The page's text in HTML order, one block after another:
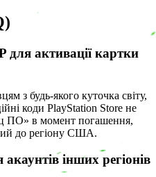
для активації картки
з будь-якого куточка світу,
коди PlayStation Store не
ПО» в момент погашення,
до регіону США.
інших регіонів